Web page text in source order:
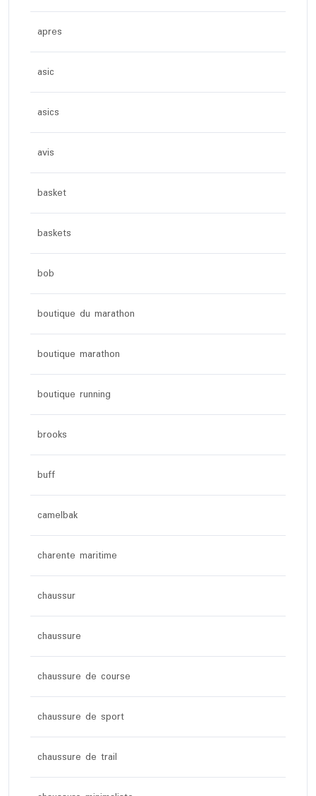
apres
asic
asics
avis
basket
baskets
bob
boutique du marathon
boutique marathon
boutique running
brooks
buff
camelbak
charente maritime
chaussur
chaussure
chaussure de course
chaussure de sport
chaussure de trail